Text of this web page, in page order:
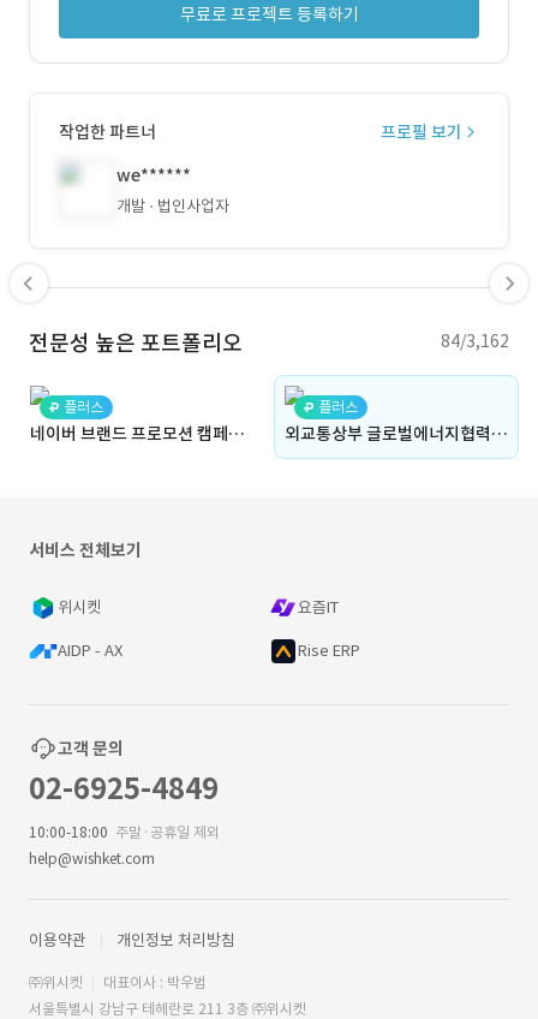
무료로 프로젝트 등록하기
작업한 파트너
프로필 보기
we******
개발 법인사업자
전문성 높은 포트폴리오 84/3,162
플러스
네이버 브랜드 프로모션 캠페인 | 지식쇼핑 × 인텔 PC (네이버 지식쇼핑 시스템 연동, 웹사이트, 홈페이지, 네이버, 자체구축, CMS, 제품관리, 리뷰관리, 어드민)
플러스
외교통상부 글로벌에너지협력센터 홈페이지 (대시보드, 웹사이트, 홈페이지, 공공기관, 자체구축, CMS, 어드민, 디지털 아카이브, 영상 콘텐츠, JAVA, ORACLE)
서비스 전체보기
위시켓 요즘IT
AIDP - AX Rise ERP
고객 문의
02-6925-4849
10:00-18:00 주말·공휴일 제외
help@wishket.com
이용약관 개인정보 처리방침
㈜위시켓
대표이사 : 박우범
서울특별시 강남구 테헤란로 211 3층 ㈜위시켓